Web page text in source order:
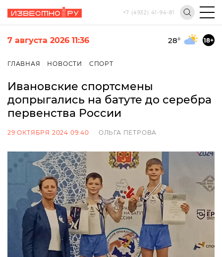
+7 (4932) 41-94-81
7 августа 2026 11:36 28° 18+
ГЛАВНАЯ НОВОСТИ СПОРТ
Ивановские спортсмены
допрыгались на батуте до серебра
первенства России
29 ОКТЯБРЯ 2024 09:40 ОЛЬГА ПЕТРОВА